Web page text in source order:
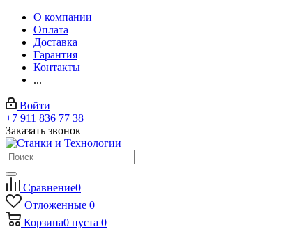
О компании
Оплата
Доставка
Гарантия
Контакты
...
Войти
+7 911 836 77 38
Заказать звонок
Сравнение0
Отложенные 0
Корзина0 пуста 0